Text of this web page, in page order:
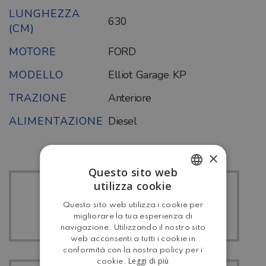
LUNGHEZZA
(CM)
630
MOTORE
FORD
MODELLO
Elliot Garage KP
TRAZIONE
Anteriore
ALIMENTAZIONE Diesel
TUTTI I CI
INTERNATIONAL
ENGLISH
×
Questo sito web
utilizza cookie
Questo sito web utilizza i cookie per
migliorare la tua esperienza di
navigazione. Utilizzando il nostro sito
web acconsenti a tutti i cookie in
conformità con la nostra policy per i
cookie. Leggi di più